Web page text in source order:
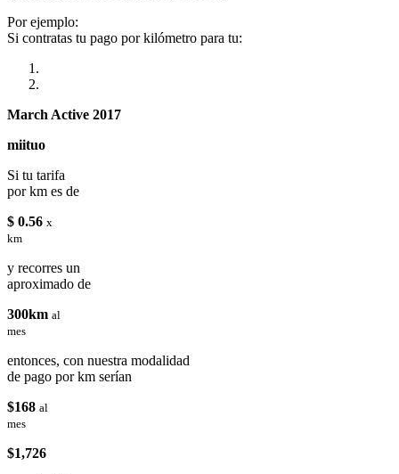
Por ejemplo:
Si contratas tu pago por kilómetro para tu:
March Active 2017
miituo
Si tu tarifa
por km es de
$ 0.56 x
km
y recorres un
aproximado de
300km al
mes
entonces, con nuestra modalidad
de pago por km serían
$168 al
mes
$1,726